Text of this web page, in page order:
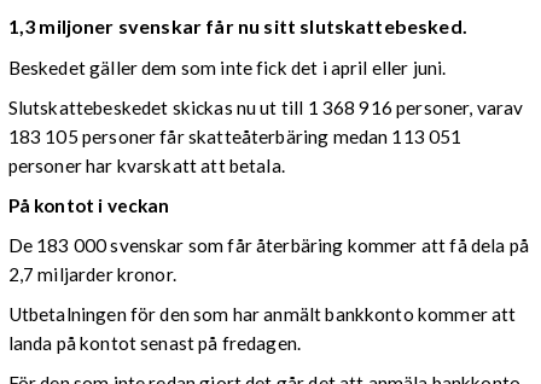
1,3 miljoner svenskar får nu sitt slutskattebesked.
Beskedet gäller dem som inte fick det i april eller juni.
Slutskattebeskedet skickas nu ut till 1 368 916 personer, varav
183 105 personer får skatteåterbäring medan 113 051
personer har kvarskatt att betala.
På kontot i veckan
De 183 000 svenskar som får återbäring kommer att få dela på
2,7 miljarder kronor.
Utbetalningen för den som har anmält bankkonto kommer att
landa på kontot senast på fredagen.